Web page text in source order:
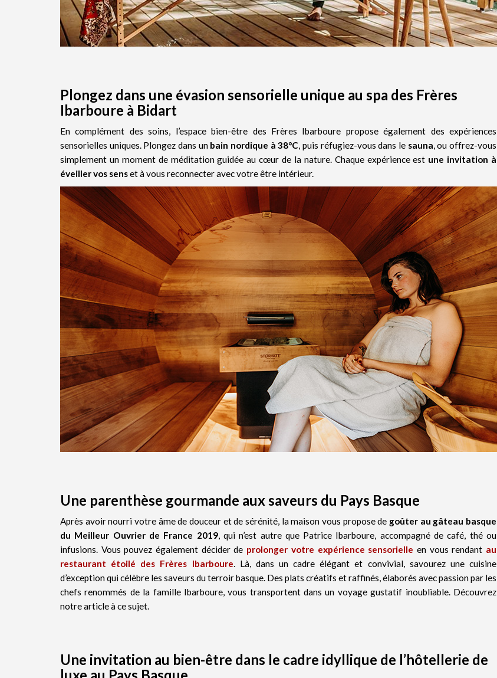
Plongez dans une évasion sensorielle unique au spa des Frères
Ibarboure à Bidart
En complément des soins, l’espace bien-être des Frères Ibarboure propose également des expériences
sensorielles uniques. Plongez dans un bain nordique à 38°C, puis réfugiez-vous dans le sauna, ou offrez-vous
simplement un moment de méditation guidée au cœur de la nature. Chaque expérience est une invitation à
éveiller vos senset à vous reconnecter avec votre être intérieur.
Une parenthèse gourmande aux saveurs du Pays Basque
Après avoir nourri votre âme de douceur et de sérénité, la maison vous propose de goûter au gâteau basque
du Meilleur Ouvrier de France 2019, qui n’est autre que Patrice Ibarboure, accompagné de café, thé ou
infusions. Vous pouvez également décider de prolonger votre expérience sensorielle en vous rendant au
restaurant étoilé des Frères Ibarboure . Là, dans un cadre élégant et convivial, savourez une cuisine
d’exception qui célèbre les saveurs du terroir basque. Des plats créatifs et raffinés, élaborés avec passion par les
chefs renommés de la famille Ibarboure, vous transportent dans un voyage gustatif inoubliable. Découvrez
notre article à ce sujet.
Une invitation au bien-être dans le cadre idyllique de l’hôtellerie de
luxe au Pays Basque